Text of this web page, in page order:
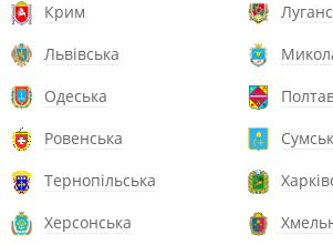
Крим
Львівська
Одеська
Ровенська
Тернопільська
Херсонська